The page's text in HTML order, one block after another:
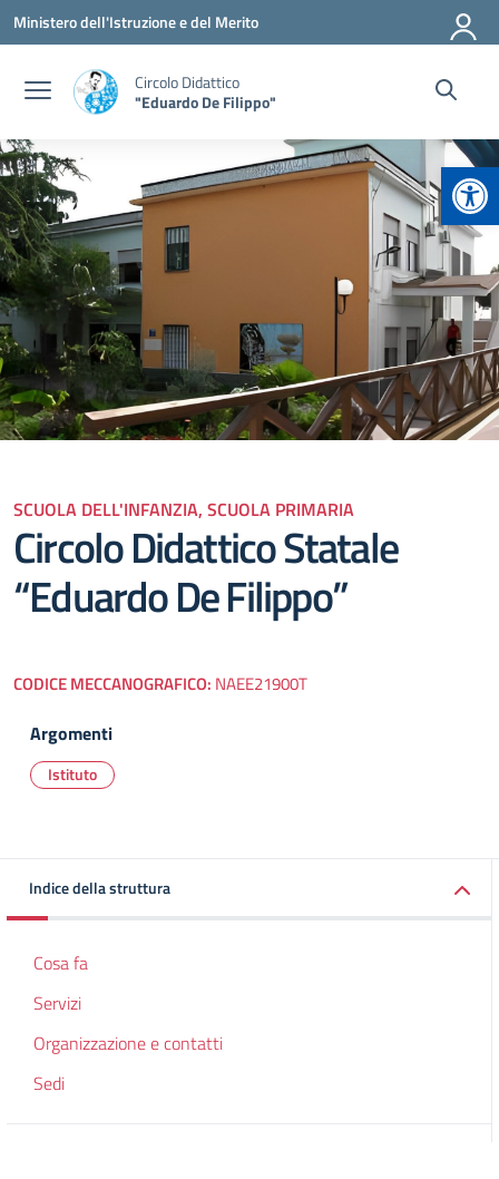
Vai ai contenuti
Vai al menu di navigazione
Vai al footer
Ministero dell'Istruzione e del Merito
Circolo Didattico
"Eduardo De Filippo"
SCUOLA DELL'INFANZIA, SCUOLA PRIMARIA
Circolo Didattico Statale
“Eduardo De Filippo”
CODICE MECCANOGRAFICO: NAEE21900T
Argomenti
Istituto
Indice della struttura
Cosa fa
Servizi
Organizzazione e contatti
Sedi